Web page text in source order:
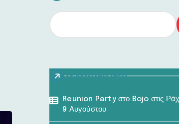
Τελευταία Νέα
Reunion Party στο Bojo στις
9 Αυγούστου